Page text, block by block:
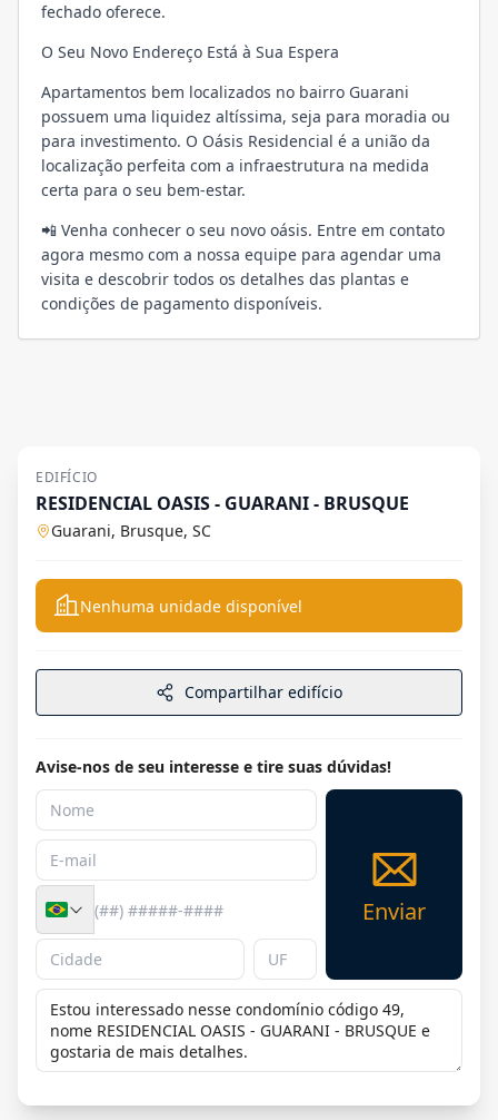
fechado oferece.
O Seu Novo Endereço Está à Sua Espera
Apartamentos bem localizados no bairro Guarani
possuem uma liquidez altíssima, seja para moradia ou
para investimento. O Oásis Residencial é a união da
localização perfeita com a infraestrutura na medida
certa para o seu bem-estar.
📲 Venha conhecer o seu novo oásis. Entre em contato
agora mesmo com a nossa equipe para agendar uma
visita e descobrir todos os detalhes das plantas e
condições de pagamento disponíveis.
EDIFÍCIO
RESIDENCIAL OASIS - GUARANI - BRUSQUE
Guarani, Brusque, SC
Nenhuma unidade disponível
Compartilhar edifício
Avise-nos de seu interesse e tire suas dúvidas!
Enviar